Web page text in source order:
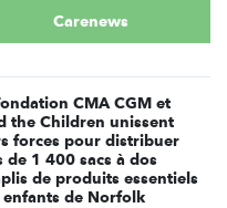
Carenews
CMA CGM et
the Children unissent
forces pour distribuer
de 1 400 sacs à dos
de produits essentiels
enfants de Norfolk